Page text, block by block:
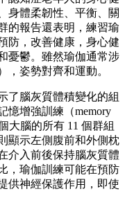
身體柔韌性、平衡、關
的報告還表明，練習瑜
防，改善健康，身心健
憂鬱。雖然瑜伽通常涉
，姿勢對齊和運動。
了腦灰質體積變化的組
憶增強訓練（memory
大腦的所有 11 個群組
顯示左側腹前和外側枕
介入前後保持腦灰質體
，瑜伽訓練可能在預防
供神經保護作用，即使